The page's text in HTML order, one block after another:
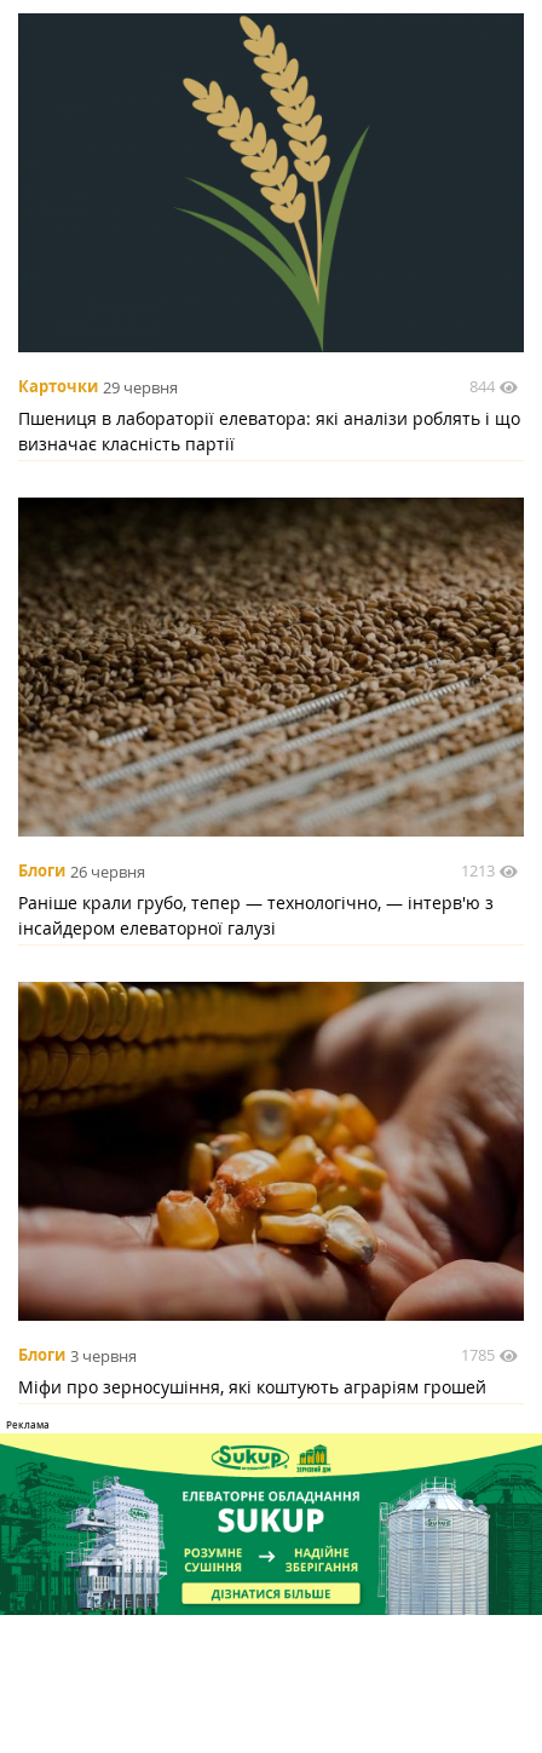
Карточки 29 червня 844
Пшениця в лабораторії елеватора: які аналізи роблять і що
визначає класність партії
Блоги 26 червня 1213
Раніше крали грубо, тепер — технологічно, — інтерв'ю з
інсайдером елеваторної галузі
Блоги 3 червня 1785
Міфи про зерносушіння, які коштують аграріям грошей